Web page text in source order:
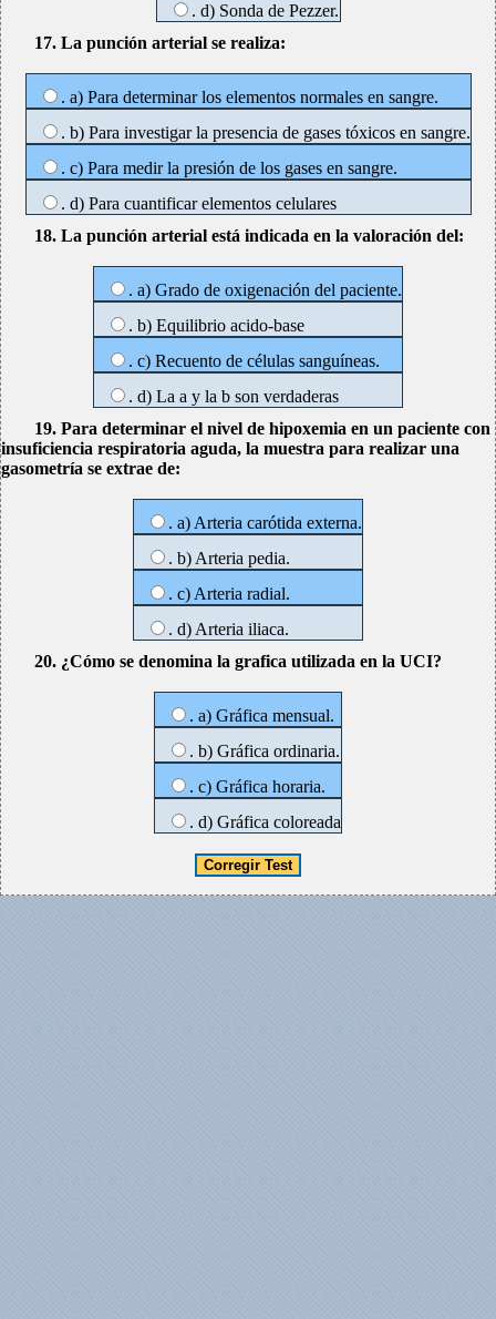
. d) Sonda de Pezzer.
17. La punción arterial se realiza:
. a) Para determinar los elementos normales en sangre.
. b) Para investigar la presencia de gases tóxicos en sangre.
. c) Para medir la presión de los gases en sangre.
. d) Para cuantificar elementos celulares
18. La punción arterial está indicada en la valoración del:
. a) Grado de oxigenación del paciente.
. b) Equilibrio acido-base
. c) Recuento de células sanguíneas.
. d) La a y la b son verdaderas
19. Para determinar el nivel de hipoxemia en un paciente con
insuficiencia respiratoria aguda, la muestra para realizar una
gasometría se extrae de:
. a) Arteria carótida externa.
. b) Arteria pedia.
. c) Arteria radial.
. d) Arteria iliaca.
20. ¿Cómo se denomina la grafica utilizada en la UCI?
. a) Gráfica mensual.
. b) Gráfica ordinaria.
. c) Gráfica horaria.
. d) Gráfica coloreada